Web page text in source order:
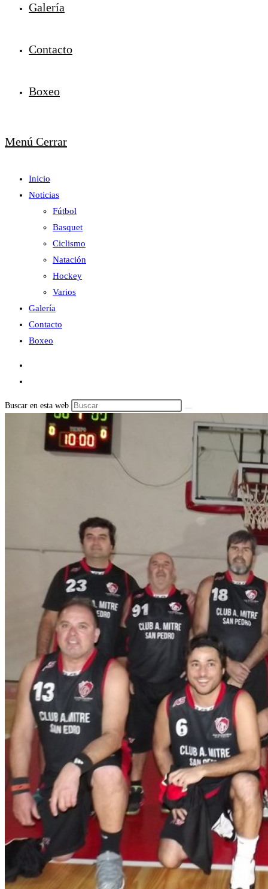
Galería
Contacto
Boxeo
Menú Cerrar
Inicio
Noticias
Fútbol
Basquet
Ciclismo
Natación
Hockey
Varios
Galería
Contacto
Boxeo
Buscar en esta web